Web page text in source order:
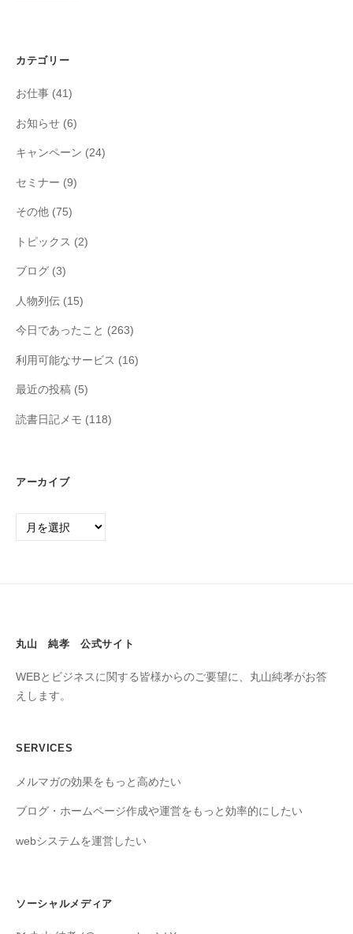
カテゴリー
お仕事 (41)
お知らせ (6)
キャンペーン (24)
セミナー (9)
その他 (75)
トピックス (2)
ブログ (3)
人物列伝 (15)
今日であったこと (263)
利用可能なサービス (16)
最近の投稿 (5)
読書日記メモ (118)
アーカイブ
丸山 純孝 公式サイト
WEBとビジネスに関する皆様からのご要望に、丸山純孝がお答
えします。
SERVICES
メルマガの効果をもっと高めたい
ブログ・ホームページ作成や運営をもっと効率的にしたい
webシステムを運営したい
ソーシャルメディア